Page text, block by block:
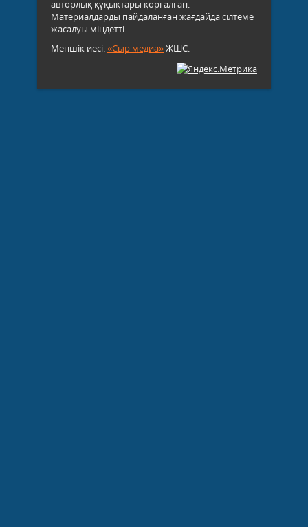
авторлық құқықтары қорғалған.
Материалдарды пайдаланған жағдайда сілтеме
жасалуы міндетті.
Меншік иесі:«Сыр медиа»ЖШС.